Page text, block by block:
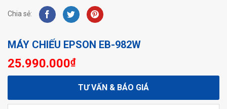
Chia sẻ:
MÁY CHIẾU EPSON EB-982W
25.990.000₫
TƯ VẤN & BÁO GIÁ